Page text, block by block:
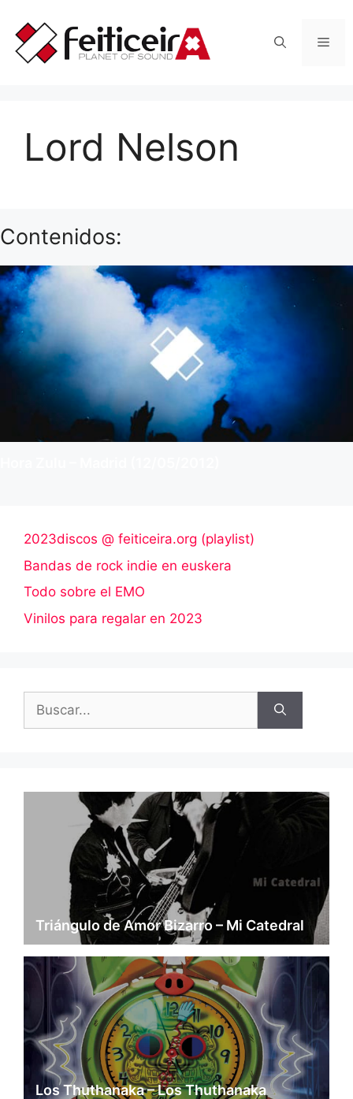
contenido
Lord Nelson
Contenidos:
2023discos @ feiticeira.org (playlist)
Bandas de rock indie en euskera
Todo sobre el EMO
Vinilos para regalar en 2023
Triángulo de Amor Bizarro – Mi Catedral
Los Thuthanaka – Los Thuthanaka